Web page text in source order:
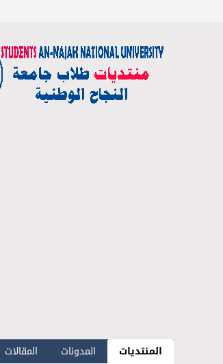
المنتديات المدونات المقالات